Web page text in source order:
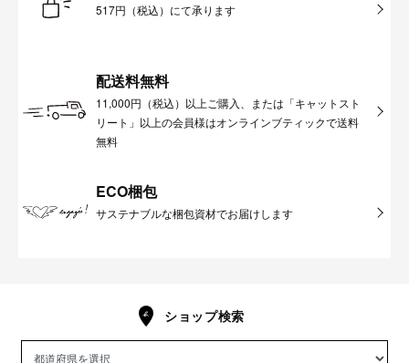
517円（税込）にて承ります
配送料無料
11,000円（税込）以上ご購入、または「キャットスト
リート」以上の会員様はオンラインブティックで送料
無料
ECO梱包
サステナブルな梱包資材でお届けします
ショップ検索